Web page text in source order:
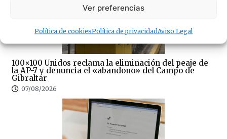
Ver preferencias
Política de cookiesPolítica de privacidadAviso Legal
100×100 Unidos reclama la eliminación del peaje de
la AP-7 y denuncia el «abandono» del Campo de
Gibraltar
07/08/2026